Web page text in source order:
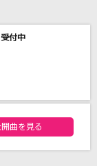
付中
ング
曲を見る